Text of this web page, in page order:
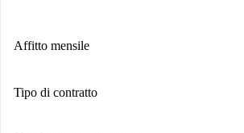
Affitto mensile
Tipo di contratto